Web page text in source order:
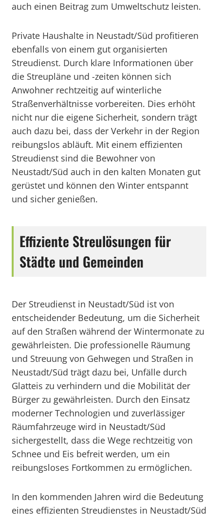
auch einen Beitrag zum Umweltschutz leisten.
Private Haushalte in Neustadt/Süd profitieren
ebenfalls von einem gut organisierten
Streudienst. Durch klare Informationen über
die Streupläne und -zeiten können sich
Anwohner rechtzeitig auf winterliche
Straßenverhältnisse vorbereiten. Dies erhöht
nicht nur die eigene Sicherheit, sondern trägt
auch dazu bei, dass der Verkehr in der Region
reibungslos abläuft. Mit einem effizienten
Streudienst sind die Bewohner von
Neustadt/Süd auch in den kalten Monaten gut
gerüstet und können den Winter entspannt
und sicher genießen.
Effiziente Streulösungen für
Städte und Gemeinden
Der Streudienst in Neustadt/Süd ist von
entscheidender Bedeutung, um die Sicherheit
auf den Straßen während der Wintermonate zu
gewährleisten. Die professionelle Räumung
und Streuung von Gehwegen und Straßen in
Neustadt/Süd trägt dazu bei, Unfälle durch
Glatteis zu verhindern und die Mobilität der
Bürger zu gewährleisten. Durch den Einsatz
moderner Technologien und zuverlässiger
Räumfahrzeuge wird in Neustadt/Süd
sichergestellt, dass die Wege rechtzeitig von
Schnee und Eis befreit werden, um ein
reibungsloses Fortkommen zu ermöglichen.
In den kommenden Jahren wird die Bedeutung
eines effizienten Streudienstes in Neustadt/Süd